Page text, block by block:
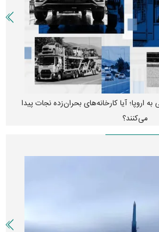
اروپا؛ آیا کارخانه‌های بحران‌زده نجات پیدا
می‌کنند؟